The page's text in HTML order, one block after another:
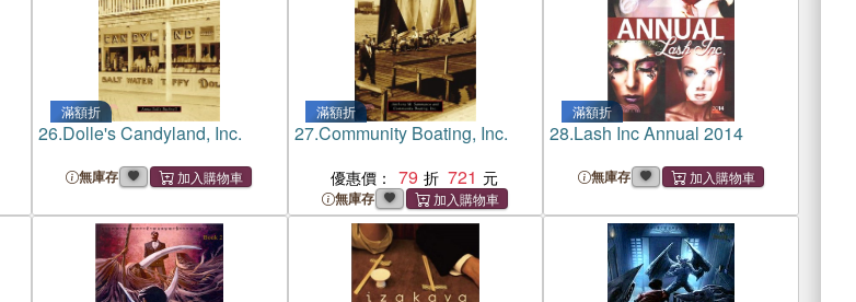
滿額折
26.Dolle's Candyland, Inc.
無庫存
滿額折
27.Community Boating, Inc.
優惠價： 79 721
無庫存
滿額折
28.Lash Inc Annual 2014
無庫存